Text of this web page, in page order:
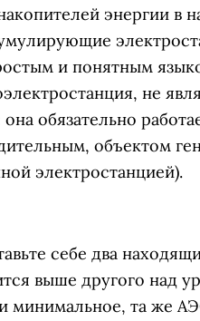
энергии в
и понятным
не
обязательно
объектом
электростанцией).
себе два
выше другого над
минимальное, та же